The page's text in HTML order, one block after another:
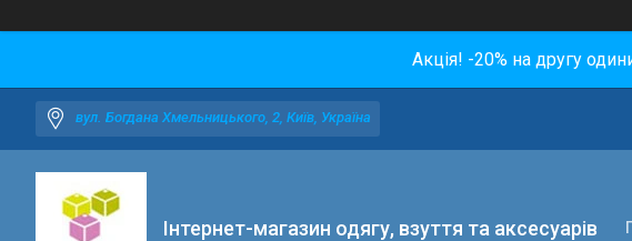
Акція! -20% на другу
вул. Богдана Хмельницького, 2, Київ, Україна
Інтернет-магазин одягу, взуття та аксесуарів